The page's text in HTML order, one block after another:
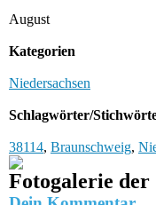
August
Kategorien
Niedersachsen
Schlagwörter/
38114, Braunschweig,
Fotogalerie der